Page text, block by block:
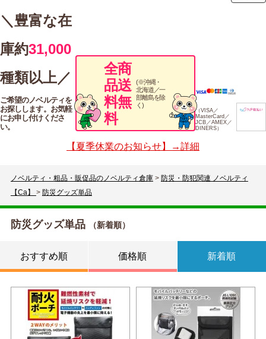
＼豊富な在
庫約31,000
種類以上／
ご希望のノベルティを
お探しします。お気軽
にお申し付けくださ
い。
全商
品送
料無
料
(※沖縄・
北海道／一
部離島を除
く)
（VISA／
MasterCard／
JCB／AMEX／
DINERS）
【夏季休業のお知らせ】→詳細
ノベルティ・粗品・販促品のノベルティ倉庫 > 防災・防犯関連 ノベルティ
【Ca】 > 防災グッズ単品
防災グッズ単品 （新着順）
おすすめ順 価格順 新着順